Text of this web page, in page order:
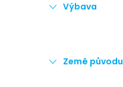
Výbava
Země původu